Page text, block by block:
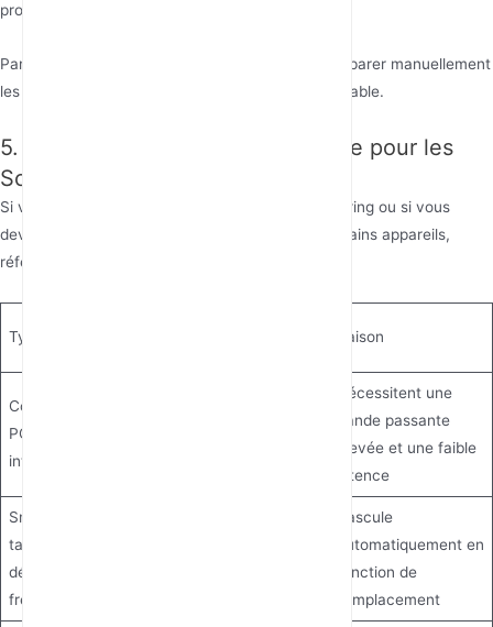
produiront.
Par conséquent, pour les utilisateurs avancés, séparer manuellement
les deux bandes peut être une option plus contrôlable.
5. Stratégie de Sélection de Bande pour les
Scénarios du Monde Réel
Si vous choisissez de ne pas activer le band steering ou si vous
devez attribuer manuellement des réseaux à certains appareils,
référez-vous à la stratégie suivante :
Type d'Appareil Raison
Consoles de jeux,
PC, téléviseurs
intelligents
Nécessitent une
bande passante
élevée et une faible
latence
Smartphones,
tablettes (en
déplacement
fréquent)
Bascule
automatiquement en
fonction de
l'emplacement